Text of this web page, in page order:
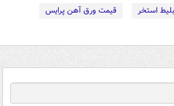
استخر
قیمت ورق آهن پرایس